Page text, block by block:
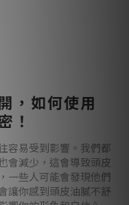
精。這包括含有天然
養成分的洗髮精，有
，如何使用
！
容易受到影響。我們都
會減少，這會導致頭皮
一些人可能會發現他們
讓你感到頭皮油膩不舒